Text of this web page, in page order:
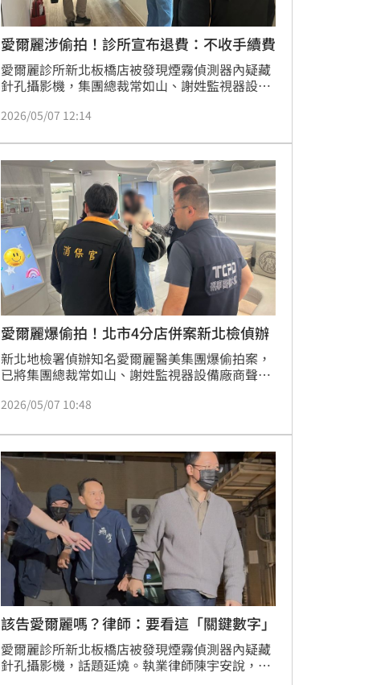
愛爾麗涉偷拍！診所宣布退費：不收手續費
愛爾麗診所新北板橋店被發現煙霧偵測器內疑藏
針孔攝影機，集團總裁常如山、謝姓監視器設備
稍早也發布聲明致歉，並強調將秉持最大誠意妥
品金額，並全程不收取任何手續費。
2026/05/07 12:14
愛爾麗爆偷拍！北市4分店併案新北檢偵辦
新北地檢署偵辦知名愛爾麗醫美集團爆偷拍案，
已將集團總裁常如山、謝姓監視器設備廠商聲押
生局前往北市4家分店進行稽查，也發現疑似有
了解，北檢已與新北檢協調，併案由新北檢偵
辦。
2026/05/07 10:48
該告愛爾麗嗎？律師：要看這「關鍵數字」
愛爾麗診所新北板橋店被發現煙霧偵測器內疑藏
針孔攝影機，話題延燒。執業律師陳宇安說，要